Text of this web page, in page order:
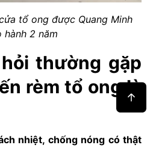
tổ ong được Quang Minh
hành 2 năm
hỏi thường gặp
rèm tổ ong là
nhiệt, chống nóng có thật